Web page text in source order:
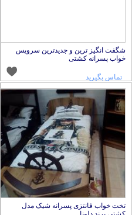
شگفت انگیز ترین و جدیدترین سرویس
خواب پسرانه کشتی
تماس بگیرید
تخت خواب فانتزی پسرانه شیک مدل